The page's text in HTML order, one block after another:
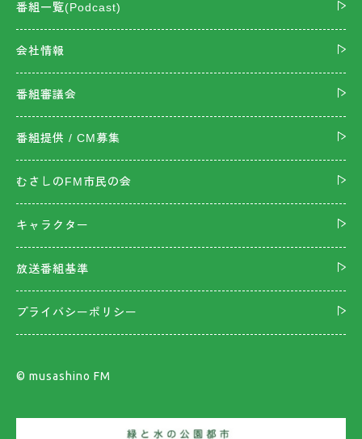
番組一覧(Podcast)
会社情報
番組審議会
番組提供 / CM募集
むさしのFM市民の会
キャラクター
放送番組基準
プライバシーポリシー
©︎ musashino FM